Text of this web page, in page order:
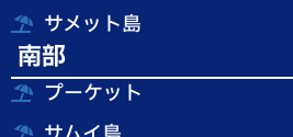
サメット島
南部
プーケット